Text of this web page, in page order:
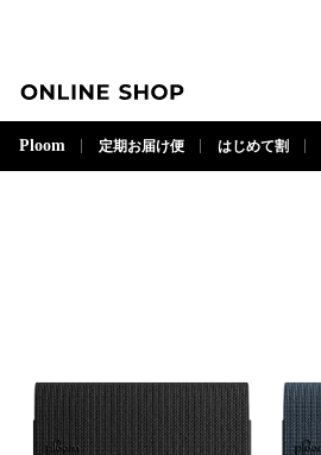
Ploom 定期お届け便 はじめて割